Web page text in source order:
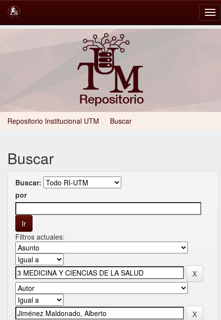
Repositorio Institucional UTM / Buscar
Buscar
Buscar:
por
Filtros actuales: